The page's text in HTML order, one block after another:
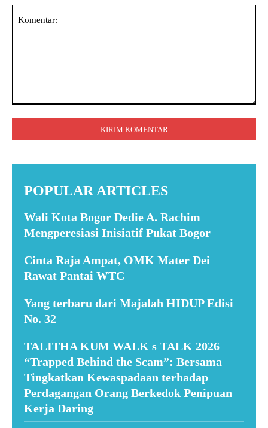
POPULAR ARTICLES
Wali Kota Bogor Dedie A. Rachim
Mengperesiasi Inisiatif Pukat Bogor
Cinta Raja Ampat, OMK Mater Dei
Rawat Pantai WTC
Yang terbaru dari Majalah HIDUP Edisi
No. 32
TALITHA KUM WALK s TALK 2026
“Trapped Behind the Scam”: Bersama
Tingkatkan Kewaspadaan terhadap
Perdagangan Orang Berkedok Penipuan
Kerja Daring